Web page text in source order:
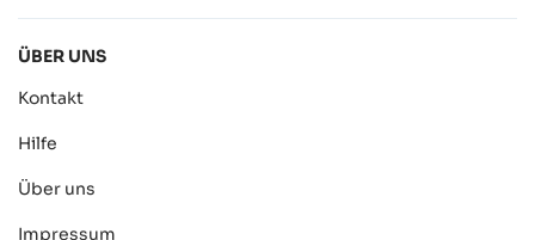
ÜBER UNS
Kontakt
Hilfe
Über uns
Impressum